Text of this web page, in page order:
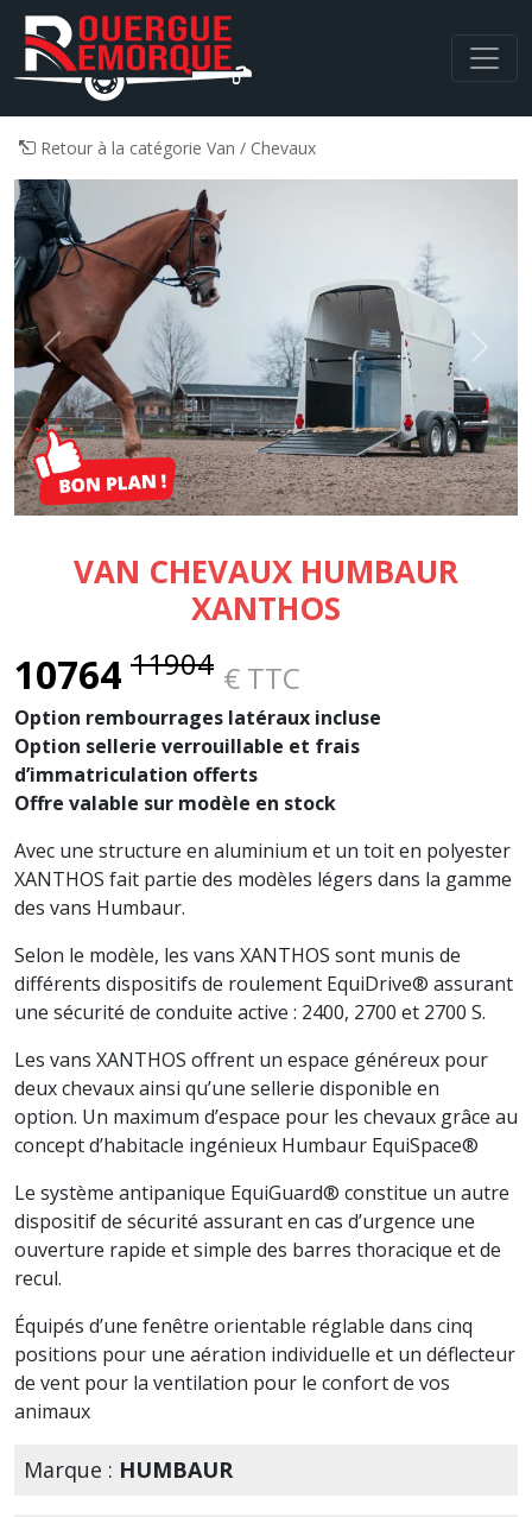
Navigation principale
Retour à la catégorie Van / Chevaux
Previous Next
VAN CHEVAUX HUMBAUR
XANTHOS
10764 11904 € TTC
Option rembourrages latéraux incluse
Option sellerie verrouillable et frais
d’immatriculation offerts
Offre valable sur modèle en stock
Avec une structure en aluminium et un toit en polyester
XANTHOS fait partie des modèles légers dans la gamme
des vans Humbaur.
Selon le modèle, les vans XANTHOS sont munis de
différents dispositifs de roulement EquiDrive® assurant
une sécurité de conduite active : 2400, 2700 et 2700 S.
Les vans XANTHOS offrent un espace généreux pour
deux chevaux ainsi qu’une sellerie disponible en
option. Un maximum d’espace pour les chevaux grâce au
concept d’habitacle ingénieux Humbaur EquiSpace®
Le système antipanique EquiGuard® constitue un autre
dispositif de sécurité assurant en cas d’urgence une
ouverture rapide et simple des barres thoracique et de
recul.
Équipés d’une fenêtre orientable réglable dans cinq
positions pour une aération individuelle et un déflecteur
de vent pour la ventilation pour le confort de vos
animaux
Marque : HUMBAUR